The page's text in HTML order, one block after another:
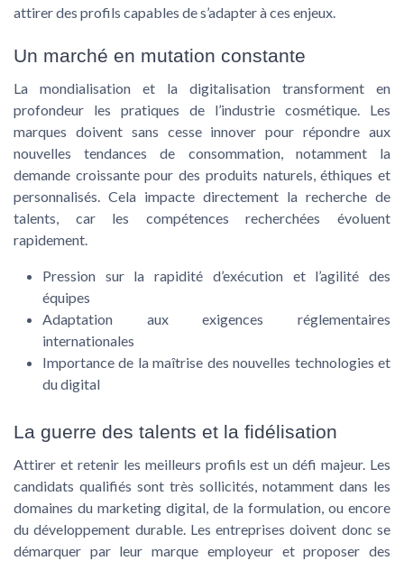
attirer des profils capables de s’adapter à ces enjeux.
Un marché en mutation constante
La mondialisation et la digitalisation transforment en
profondeur les pratiques de l’industrie cosmétique. Les
marques doivent sans cesse innover pour répondre aux
nouvelles tendances de consommation, notamment la
demande croissante pour des produits naturels, éthiques et
personnalisés. Cela impacte directement la recherche de
talents, car les compétences recherchées évoluent
rapidement.
Pression sur la rapidité d’exécution et l’agilité des
équipes
Adaptation aux exigences réglementaires
internationales
Importance de la maîtrise des nouvelles technologies et
du digital
La guerre des talents et la fidélisation
Attirer et retenir les meilleurs profils est un défi majeur. Les
candidats qualifiés sont très sollicités, notamment dans les
domaines du marketing digital, de la formulation, ou encore
du développement durable. Les entreprises doivent donc se
démarquer par leur marque employeur et proposer des